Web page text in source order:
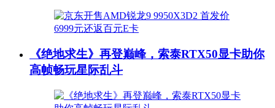
《绝地求生》再登巅峰，索泰RTX50显卡助你
高帧畅玩星际乱斗